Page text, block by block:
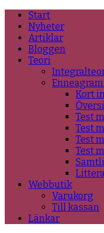
Start
Nyheter
Artiklar
Bloggen
Teori
Kort
Test
Test
Test
Test
Webbutik
Varukorg
Till kassan
Länkar